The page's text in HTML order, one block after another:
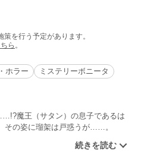
を行う予定があります。
ら 。
ホラー ミステリーボニータ
魔王（サタン）の息子であるは
その姿に瑠架は戸惑うが……。